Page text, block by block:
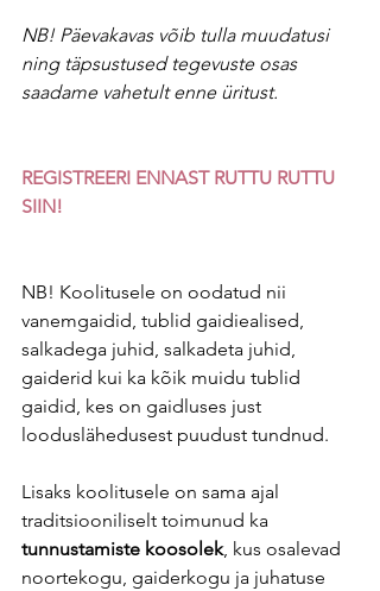
NB! Päevakavas võib tulla muudatusi
ning täpsustused tegevuste osas
saadame vahetult enne üritust.
REGISTREERI ENNAST RUTTU RUTTU
SIIN!
NB! Koolitusele on oodatud nii
vanemgaidid, tublid gaidiealised,
salkadega juhid, salkadeta juhid,
gaiderid kui ka kõik muidu tublid
gaidid, kes on gaidluses just
looduslähedusest puudust tundnud.
Lisaks koolitusele on sama ajal
traditsiooniliselt toimunud ka
tunnustamiste koosolek, kus osalevad
noortekogu, gaiderkogu ja juhatuse